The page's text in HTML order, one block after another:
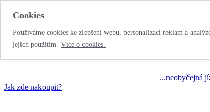
Cookies
Používáme cookies ke zlepšení webu, personalizaci reklam a
jejich použitím. Více o cookies.
...neobyčejná
Jak zde nakoupit?